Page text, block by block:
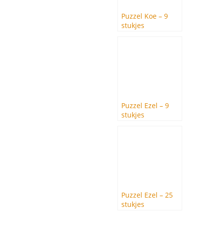
Puzzel Koe – 9
stukjes
Puzzel Ezel – 9
stukjes
Puzzel Ezel – 25
stukjes